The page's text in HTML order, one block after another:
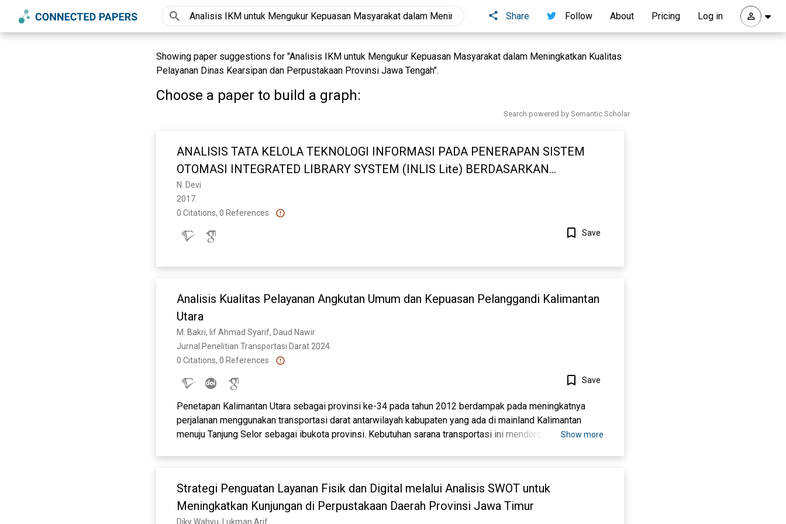
Share Follow About Pricing Log in
Showing paper suggestions for "Analisis IKM untuk Mengukur Kepuasan Masyarakat dalam Meningkatkan Kualitas
Pelayanan Dinas Kearsipan dan Perpustakaan Provinsi Jawa Tengah".
Choose a paper to build a graph:
Search powered by Semantic Scholar
ANALISIS TATA KELOLA TEKNOLOGI INFORMASI PADA PENERAPAN SISTEM
OTOMASI INTEGRATED LIBRARY SYSTEM (INLIS Lite) BERDASARKAN
KERANGKA KERJA COBIT 5 (MEA02) PADA DINAS KEARSIPAN DAN
PERPUSTAKAAN PROVINSI JAWA TENGAH
N. Devi
2017.
0 Citations, 0 References
Save
Analisis Kualitas Pelayanan Angkutan Umum dan Kepuasan Pelanggandi Kalimantan
Utara
M. Bakri, Iif Ahmad Syarif, Daud Nawir
Jurnal Penelitian Transportasi Darat 2024.
0 Citations, 0 References
Save
Penetapan Kalimantan Utara sebagai provinsi ke-34 pada tahun 2012 berdampak pada meningkatnya
perjalanan menggunakan transportasi darat antarwilayah kabupaten yang ada di mainland Kalimantan
menuju Tanjung Selor sebagai ibukota provinsi. Kebutuhan sarana transportasi ini mendorong Dinas
diharapkan hasilnya menjadi masukan bagi operator dalam meningkatkan kualitas pelayanan, agar menjadi
pilihan utama angkutan umum antarkota di Kalimantan Utara. Hasil analisis metode Importance
Performance Analysis (IPA) menunjukkan sebanyak lima belas atribut yang perlu ditingkatkan kinerjanya.
Show more
Strategi Penguatan Layanan Fisik dan Digital melalui Analisis SWOT untuk
Meningkatkan Kunjungan di Perpustakaan Daerah Provinsi Jawa Timur
Diky Wahyu, Lukman Arif